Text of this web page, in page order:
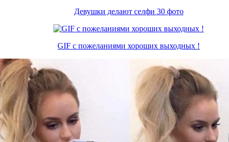
Девушки делают селфи 30 фото
GIF c пожеланиями хороших выходных !